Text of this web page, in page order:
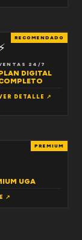
RECOMENDADO
24/7
DIGITAL
DETALLE ↗
PREMIUM
UGA
↗